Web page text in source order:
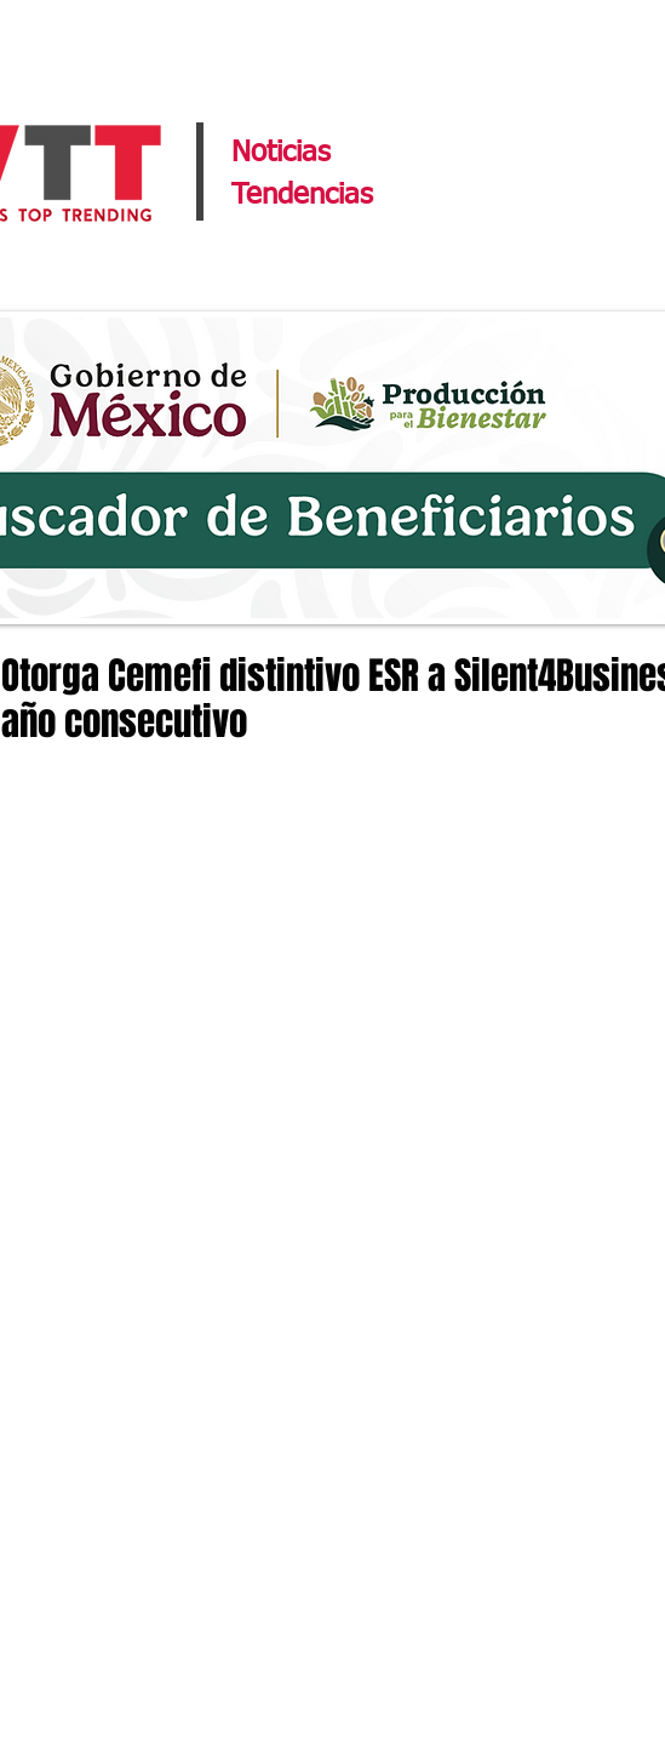
Noticias
Tendencias
Otorga Cemefi distintivo ESR a
año consecutivo